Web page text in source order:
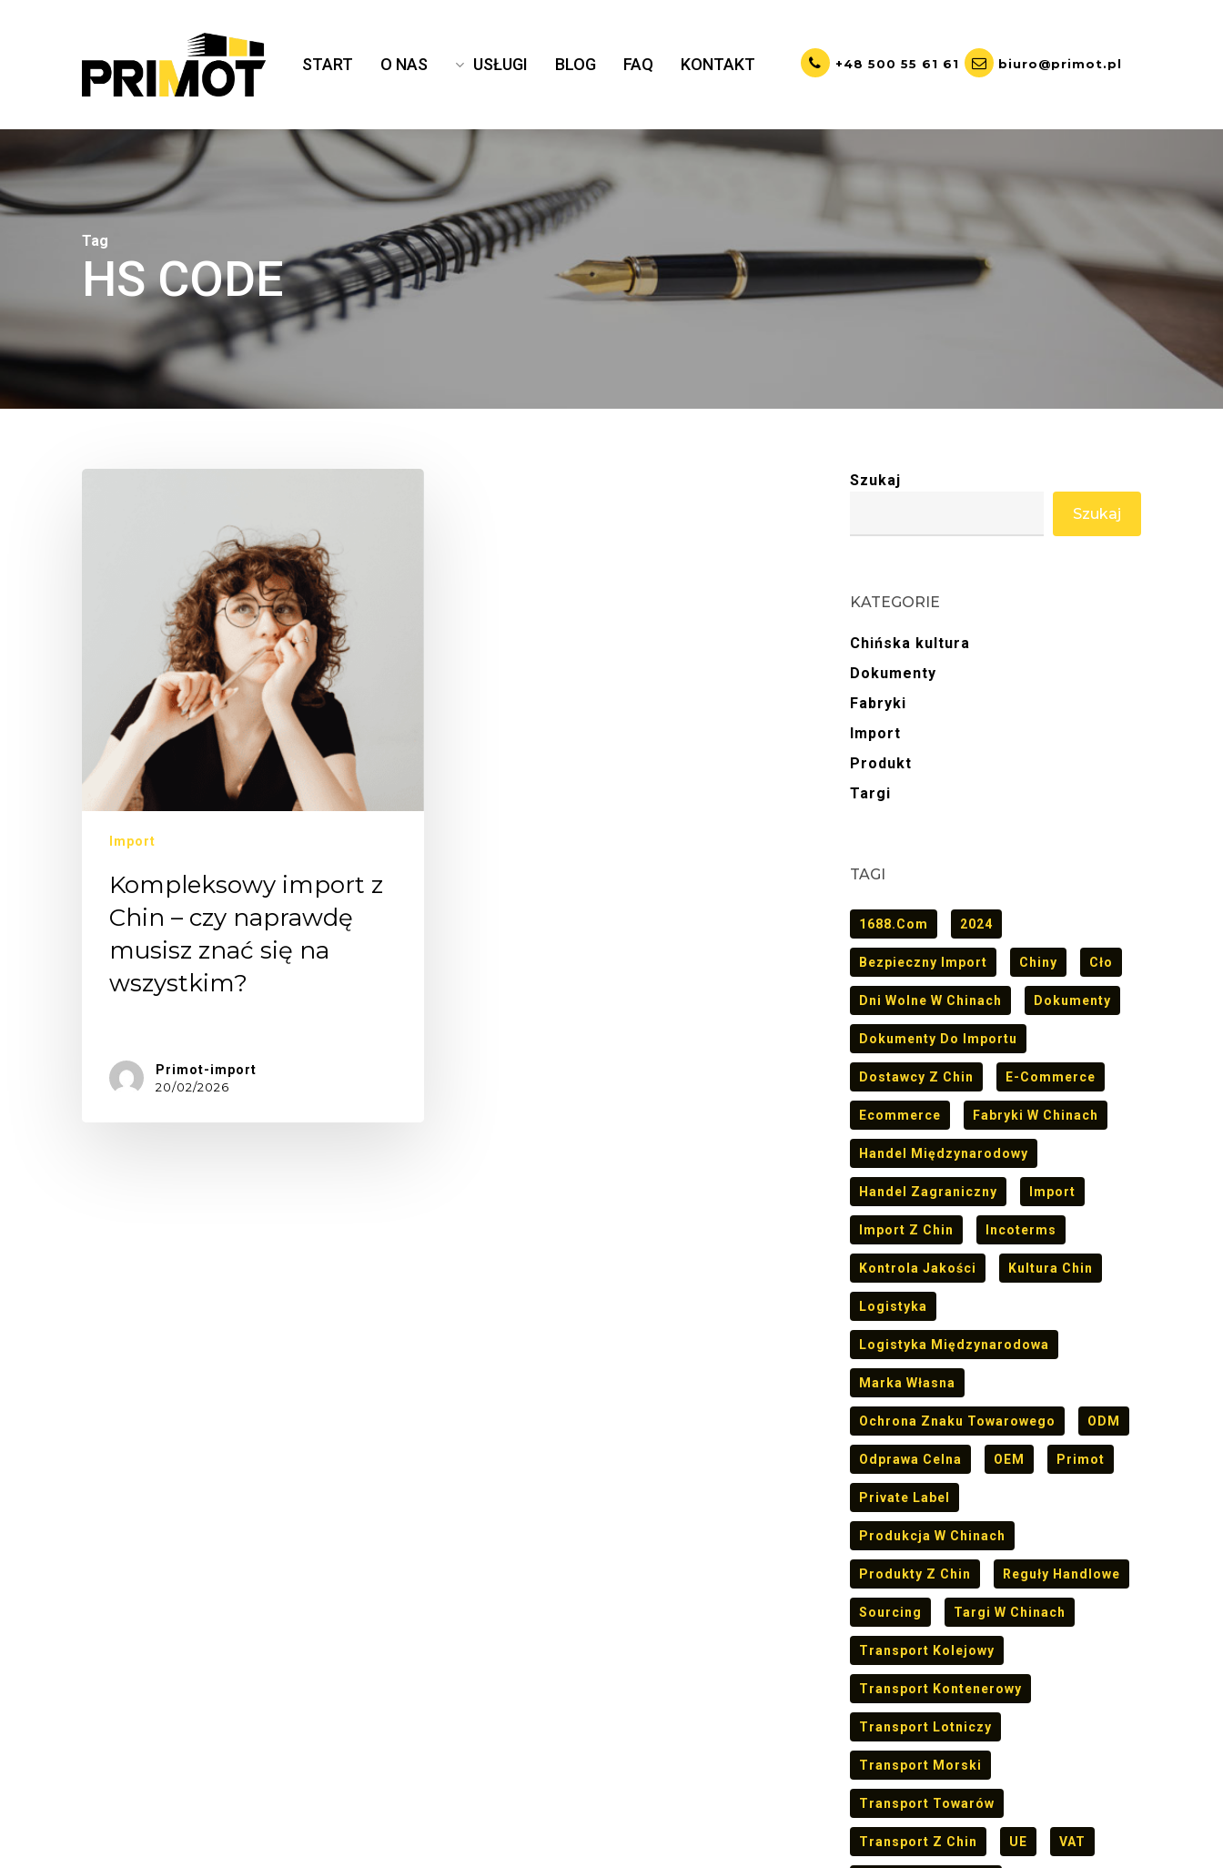
START O NAS USŁUGI BLOG FAQ KONTAKT +48 500 55 61 61 biuro@primot.pl
Tag
HS CODE
Import
Kompleksowy import z
Chin – czy naprawdę
musisz znać się na
wszystkim?
Primot-import
20/02/2026
Szukaj
Szukaj
KATEGORIE
Chińska kultura
Dokumenty
Fabryki
Import
Produkt
Targi
TAGI
1688.com 2024
Bezpieczny Import Chiny Cło
Dni Wolne W Chinach Dokumenty
Dokumenty Do Importu
Dostawcy Z Chin E-Commerce
Ecommerce Fabryki W Chinach
Handel Międzynarodowy
Handel Zagraniczny Import
Import Z Chin Incoterms
Kontrola Jakości Kultura Chin
Logistyka
Logistyka Międzynarodowa
Marka Własna
Ochrona Znaku Towarowego ODM
Odprawa Celna OEM Primot
Private Label
Produkcja W Chinach
Produkty Z Chin Reguły Handlowe
Sourcing Targi W Chinach
Transport Kolejowy
Transport Kontenerowy
Transport Lotniczy
Transport Morski
Transport Towarów
Transport Z Chin UE VAT